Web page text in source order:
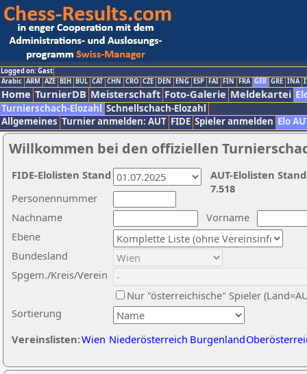
Logged on: Gast
Arabic ARM AZE BIH BUL CAT CHN CRO CZE DEN ENG ESP FAI FIN FRA GER GRE INA
Home TurnierDB Meisterschaft Foto-Galerie Meldekartei
Turnierschach-Elozahl Schnellschach-Elozahl
Allgemeines Turnier anmelden: AUT FIDE Spieler anmelden Elo
Willkommen bei den offiziellen
Nachname
Vorname
Ebene
Sortierung
Personennummer
Bundesland
Spgem./Kreis/Verein
Nur "österreichische" Spieler
Vereinslisten:Wien Niederösterreich Burgenland
AUT-Elolisten
7.518
FIDE-Elolisten Stand